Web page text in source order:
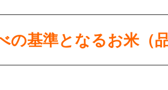
の基準となるお米（